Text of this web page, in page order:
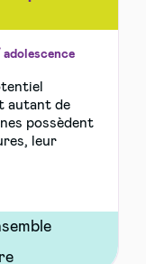
adolescence
autant de
possèdent
leur